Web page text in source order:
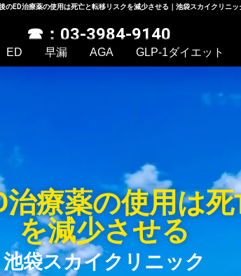
のED治療薬の使用は死亡と転移リスクを減少させる｜池袋スカイクリニッ
☎：03-3984-9140
ED 早漏 AGA GLP-1ダイエット
療薬の使用は
を減少させる
池袋スカイクリニック